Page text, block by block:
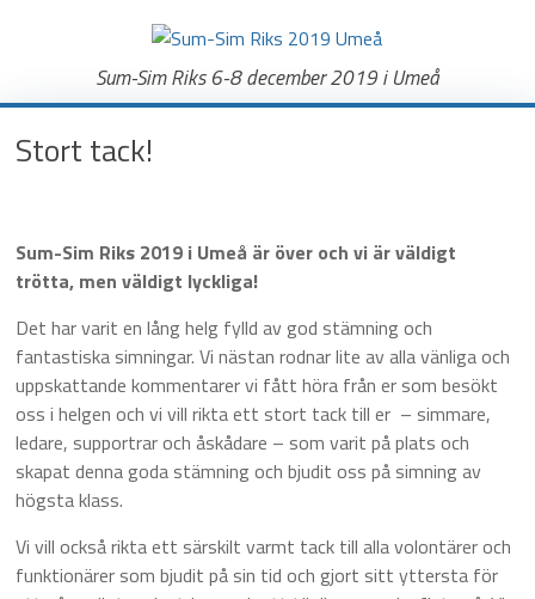
Riks
2019
Sum-
Sim
6-
8
december
2019
i
Umeå
Sum-Sim Riks 6-8 december 2019 i Umeå
Stort tack!
Sum-Sim Riks 2019 i Umeå är över och vi är väldigt
trötta, men väldigt lyckliga!
Det har varit en lång helg fylld av god stämning och
fantastiska simningar. Vi nästan rodnar lite av alla vänliga och
uppskattande kommentarer vi fått höra från er som besökt
oss i helgen och vi vill rikta ett stort tack till er – simmare,
ledare, supportrar och åskådare – som varit på plats och
skapat denna goda stämning och bjudit oss på simning av
högsta klass.
Vi vill också rikta ett särskilt varmt tack till alla volontärer och
funktionärer som bjudit på sin tid och gjort sitt yttersta för